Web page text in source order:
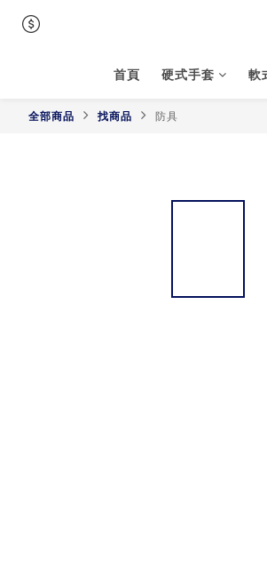
首頁 硬式手套 軟
全部商品 找商品 防具